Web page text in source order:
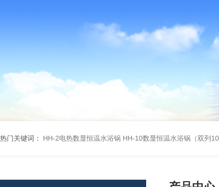
热门关键词： HH-2电热数显恒温水浴锅 HH-10数显恒温水浴锅（双列